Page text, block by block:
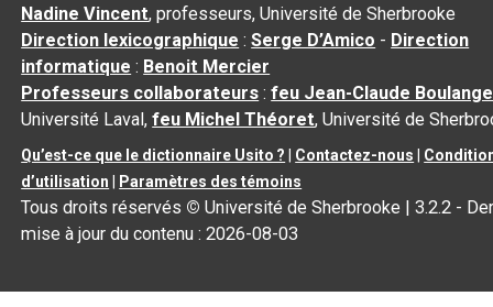
Nadine Vincent, professeurs, Université de Sherbrooke
Direction lexicographique :Serge D’Amico - Direction
informatique : Benoit Mercier
Professeurs collaborateurs :feu Jean-Claude
Université Laval,feu Michel Théoret, Université de
Qu’est-ce que le dictionnaire Usito ? Contactez-nous
d’utilisation
Paramètres des témoins
Tous droits réservés © Université de Sherbrooke |3.2.2 -
mise à jour du contenu :2026-08-03